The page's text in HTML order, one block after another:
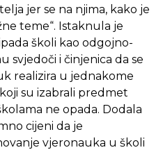
jer se na njima, kako je
teme“. Istaknula je
školi kao odgojno-
svjedoči i činjenica da se
realizira u jednakome
su izabrali predmet
ne opada. Dodala
cijeni da je
vjeronauka u školi